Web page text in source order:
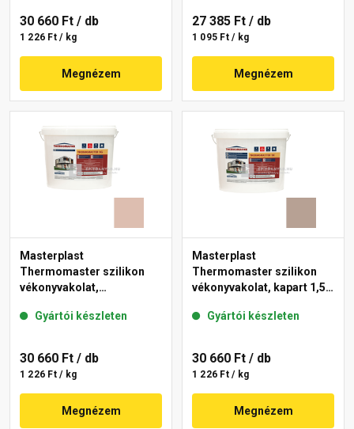
30 660 Ft / db
1 226 Ft / kg
Megnézem
27 385 Ft / db
1 095 Ft / kg
Megnézem
Masterplast
Thermomaster szilikon
vékonyvakolat,
13-D 25 kg
Gyártói készleten
30 660 Ft / db
1 226 Ft / kg
Megnézem
Masterplast
Thermomaster szilikon
vékonyvakolat, kapart 1,5
Gyártói készleten
30 660 Ft / db
1 226 Ft / kg
Megnézem